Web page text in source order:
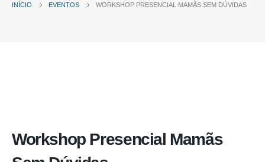
INÍCIO EVENTOS WORKSHOP PRESENCIAL MAMÃS SEM DÚVIDAS
Workshop Presencial Mamãs